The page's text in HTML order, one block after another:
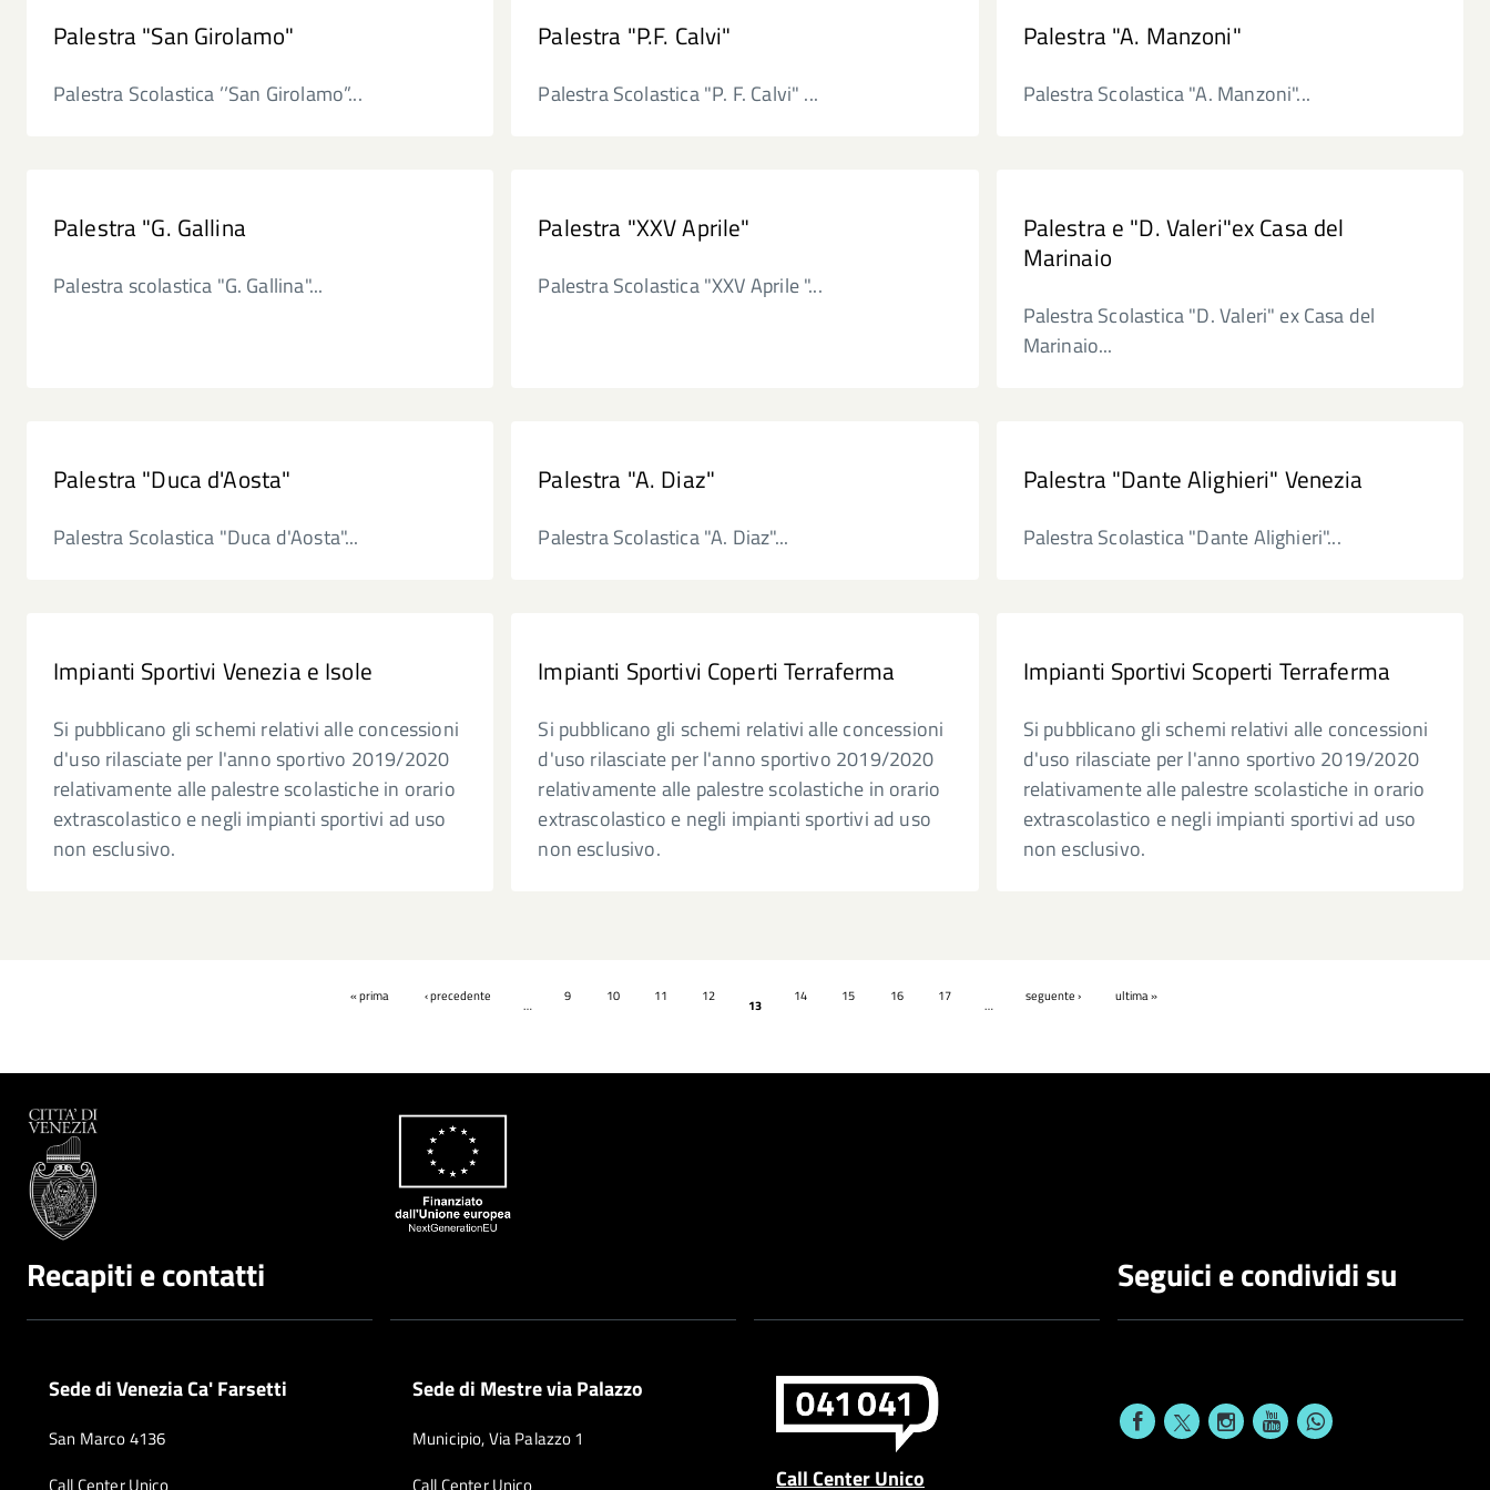
Palestra "San Girolamo"
Palestra Scolastica ’’San Girolamo”...
Palestra "P.F. Calvi"
Palestra Scolastica "P. F. Calvi" ...
Palestra "A. Manzoni"
Palestra Scolastica "A. Manzoni"...
Palestra "G. Gallina
Palestra scolastica "G. Gallina"...
Palestra "XXV Aprile"
Palestra Scolastica "XXV Aprile "...
Palestra e "D. Valeri"ex Casa del
Marinaio
Palestra Scolastica "D. Valeri" ex Casa del
Marinaio...
Palestra "Duca d'Aosta"
Palestra Scolastica "Duca d'Aosta"...
Palestra "A. Diaz"
Palestra Scolastica "A. Diaz"...
Palestra "Dante Alighieri" Venezia
Palestra Scolastica "Dante Alighieri"...
Impianti Sportivi Venezia e Isole
Si pubblicano gli schemi relativi alle concessioni
d'uso rilasciate per l'anno sportivo 2019/2020
relativamente alle palestre scolastiche in orario
extrascolastico e negli impianti sportivi ad uso
non esclusivo.
Impianti Sportivi Coperti Terraferma
Si pubblicano gli schemi relativi alle concessioni
d'uso rilasciate per l'anno sportivo 2019/2020
relativamente alle palestre scolastiche in orario
extrascolastico e negli impianti sportivi ad uso
non esclusivo.
Impianti Sportivi Scoperti Terraferma
Si pubblicano gli schemi relativi alle concessioni
d'uso rilasciate per l'anno sportivo 2019/2020
relativamente alle palestre scolastiche in orario
extrascolastico e negli impianti sportivi ad uso
non esclusivo.
Pagine
« prima ‹ precedente
…
9 10 11 12
13
14 15 16 17
…
seguente › ultima »
Recapiti e contatti
Sede di Venezia Ca' Farsetti
San Marco 4136
Sede di Mestre via Palazzo
Municipio, Via Palazzo 1
Call Center Unico
Seguici e condividi su